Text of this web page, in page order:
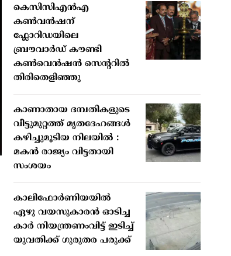
കെസിസിഎൻഎ
കൺവൻഷന്
ഫ്ലോറിഡയിലെ
ബ്രൗവാർഡ് കൗണ്ടി
കൺവെൻഷൻ സെന്ററിൽ
തിരിതെളിഞ്ഞു
കാണാതായ ദമ്പതികളുടെ
വീട്ടുമുറ്റത്ത് മൃതദേഹങ്ങള്‍
കഴിച്ചുമൂടിയ നിലയില്‍ :
മകന്‍ രാജ്യം വിട്ടതായി
സംശയം
കാലിഫോര്‍ണിയയില്‍
ഏഴു വയസുകാരന്‍ ഓടിച്ച
കാര്‍ നിയന്ത്രണംവിട്ട് ഇടിച്ച്
യുവതിക്ക് ഗുരുതര പരുക്ക്